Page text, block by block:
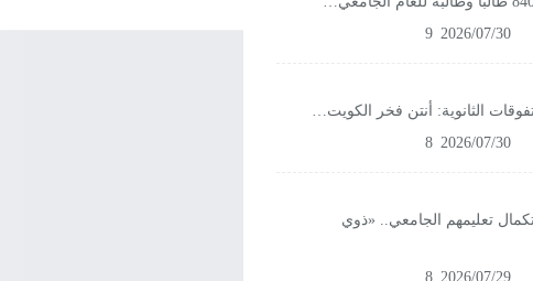
2026/07/30
9
الثانوية: أنتن فخر الكويت…
2026/07/30
8
تعليمهم الجامعي.. «ذوي
2026/07/29
8